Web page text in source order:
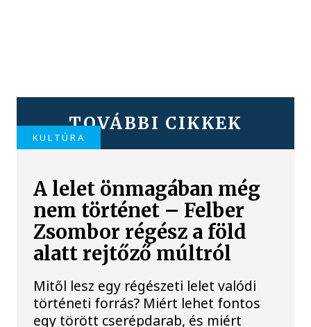
TOVÁBBI CIKKEK
KULTÚRA
A lelet önmagában még
nem történet – Felber
Zsombor régész a föld
alatt rejtőző múltról
Mitől lesz egy régészeti lelet valódi
történeti forrás? Miért lehet fontos
egy törött cserépdarab, és miért